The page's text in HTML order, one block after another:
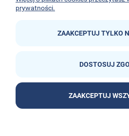
prywatności.
ZAAKCEPTUJ TYLKO
DOSTOSUJ
ZAAKCEPTUJ